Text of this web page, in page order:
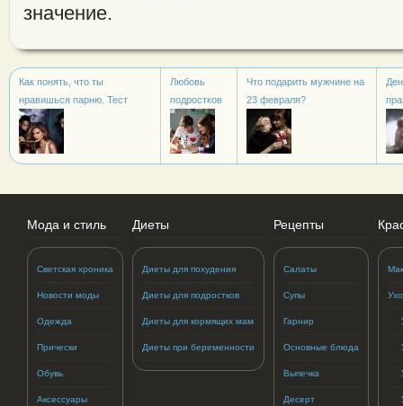
значение.
Как понять, что ты
нравишься парню. Тест
Любовь
подростков
Что подарить мужчине на
23 февраля?
Мода и стиль
Светская хроника
Новости моды
Одежда
Прически
Обувь
Аксессуары
Диеты
Диеты для похудения
Диеты для подростков
Диеты для кормящих мам
Диеты при беременности
Рецепты
Салаты
Супы
Гарнир
Основные блюда
Выпечка
Десерт